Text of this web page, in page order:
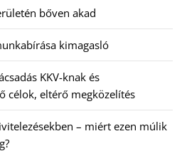
bőven akad
kimagasló
KKV-knak és
célok, eltérő megközelítés
– miért ezen múlik